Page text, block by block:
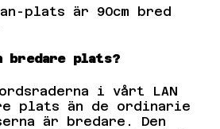
plats är 90cm bred
bredare plats?
i vårt LAN
plats än de ordinarie
är bredare. Den